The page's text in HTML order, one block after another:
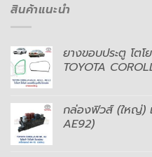
สินค้าแนะนำ
ยางขอบประตู โต
TOYOTA
กล่องฟิวส์ (ใหญ่)
AE92)